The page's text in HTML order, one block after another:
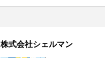
株式会社シェルマン